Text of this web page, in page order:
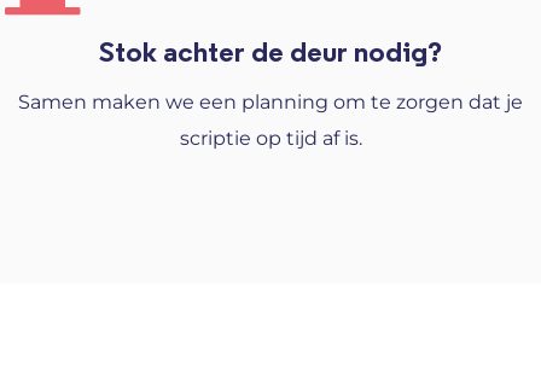
Stok achter de deur nodig?
Samen maken we een planning om te zorgen dat je
scriptie op tijd af is.